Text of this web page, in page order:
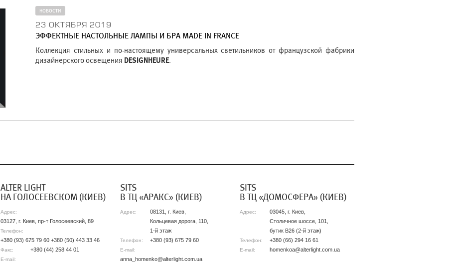
НОВОСТИ
23 ОКТЯБРЯ 2019
ЭФФЕКТНЫЕ НАСТОЛЬНЫЕ ЛАМПЫ И БРА MADE IN FRANCE
Коллекция стильных и по-настоящему универсальных светильников от французской фабрики
дизайнерского освещения DESIGNHEURE.
АLTER LIGHT
НА ГОЛОСЕЕВСКОМ (КИЕВ)
Адрес:
03127, г. Киев, пр-т Голосеевский, 89
Телефон:
+380 (93) 675 79 60 +380 (50) 443 33 46
Факс: +380 (44) 258 44 01
E-mail:
SITS
В ТЦ «АРАКС» (КИЕВ)
Адрес:
08131, г. Киев,
Кольцевая дорога, 110,
1-й этаж
Телефон: +380 (93) 675 79 60
E-mail:
anna_homenko@alterlight.com.ua
SITS
В ТЦ «ДОМОСФЕРА» (КИЕВ)
Адрес:
03045, г. Киев,
Столичное шоссе, 101,
бутик B26 (2-й этаж)
Телефон: +380 (66) 294 16 61
E-mail: homenkoa@alterlight.com.ua